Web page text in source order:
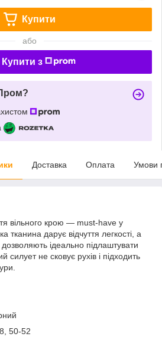
Купити
або
Купити з
Доставка Оплата Умови
вільного крою — must-have у
тканина дарує відчуття легкості, а
ідеально підлаштувати
силует не сковує рухів і підходить
50-52